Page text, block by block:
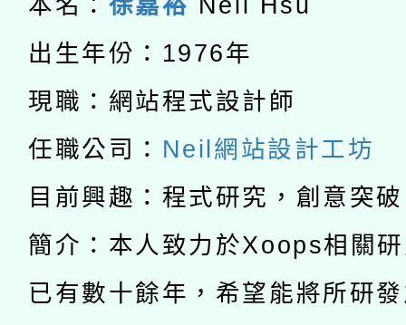
招)
暨閱讀推動專業研習
科技賦能─人工智慧
A3數位素養講師名單
「數位內容與教學軟體
pilot」
有關大陸委員會函釋公
薪期間赴陸應申請許可
轉知經濟部水利署委託
業技術研究院辦理「
115年8月22日(星期六
本名： 徐嘉裕 Neil Hsu
出生年份：1976年
現職：網站程式設計師
任職公司： Neil網站設計工坊
目前興趣：程式研究，創意突
簡介：本人致力於Xoops相關
已有數十餘年，希望能將所研